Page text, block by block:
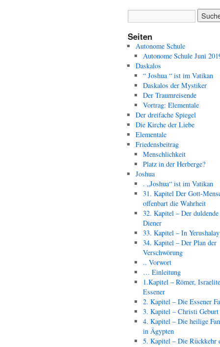
Seiten
Autonome Schule
Autonome Schule Juni
Daskalos
“ Joshua “ ist im Vatikan
Daskalos der Mystiker
Der Traumreisende
Vortrag: Elementale
Der dreifache Spiegel
Die Kirche der Liebe
Elementale
Friedensbeitrag
Menschlichkeit
Platz in der Herberge?
Joshua
. „Joshua“ ist im Vatikan
31. Kapitel Der Gott-
offenbart die Wahrheit
32. Kapitel – Der duldende
Diener
33. Kapitel – In
34. Kapitel – Der Plan der
Verschwörung
.. Vorwort
… Einleitung
1.Kapitel – Römer,
Essener
2. Kapitel – Die Essener
3. Kapitel – Christi Geburt
4. Kapitel – Die heilige
in Ägypten
5. Kapitel – Die Rückkehr